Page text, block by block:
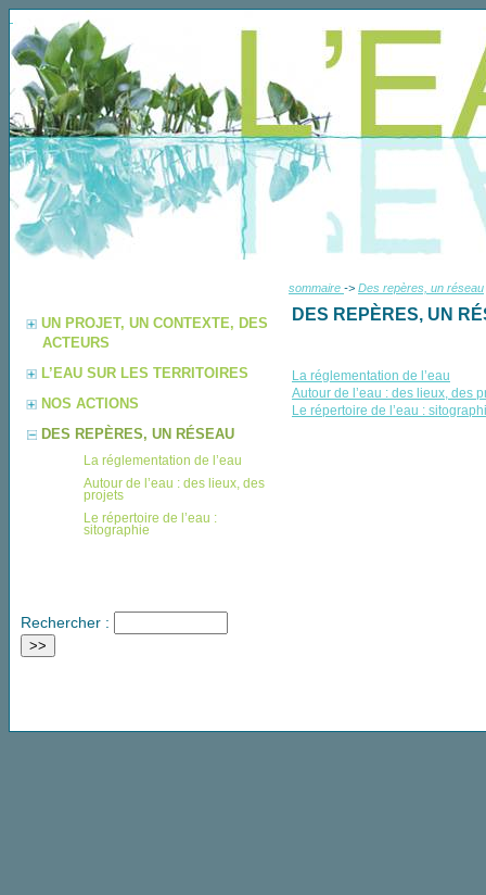
sommaire -> Des repères, un réseau
DES REPÈRES, UN
La réglementation de l’eau
Autour de l’eau : des lieux, des
Le répertoire de l’eau :
UN PROJET, UN CONTEXTE, DES
ACTEURS
L’EAU SUR LES TERRITOIRES
NOS ACTIONS
DES REPÈRES, UN RÉSEAU
La réglementation de l’eau
Autour de l’eau : des lieux, des
projets
Le répertoire de l’eau :
sitographie
Rechercher :